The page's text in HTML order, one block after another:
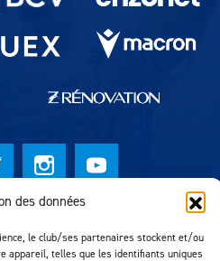
des données
le club/ses partenaires stockent et/ou
appareil, telles que les identifiants uniques
MTM Agency